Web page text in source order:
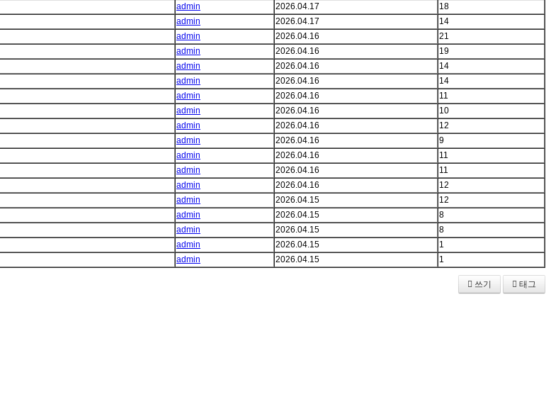
admin 2026.04.17
18
admin 2026.04.17
14
admin 2026.04.16
21
admin 2026.04.16
19
admin 2026.04.16
14
admin 2026.04.16
14
admin 2026.04.16
11
admin 2026.04.16
10
admin 2026.04.16
12
admin 2026.04.16
9
admin 2026.04.16
11
admin 2026.04.16
11
admin 2026.04.16
12
admin 2026.04.15
12
admin 2026.04.15
8
admin 2026.04.15
8
admin 2026.04.15
1
admin 2026.04.15 1
쓰기 태그